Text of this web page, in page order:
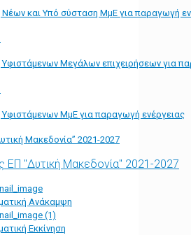
Νέων και Υπό σύσταση ΜμΕ για παραγωγή
Υφιστάμενων Μεγάλων επιχειρήσεων για
Υφιστάμενων ΜμΕ για παραγωγή ενέργειας
Μακεδονία” 2021-2027
ΕΠ "Δυτική Μακεδονία" 2021-2027
Ανάκαμψη
Εκκίνηση